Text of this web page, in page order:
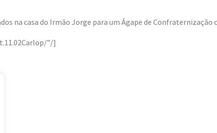
na casa do Irmão Jorge para um Ágape de Confraternização
”/]